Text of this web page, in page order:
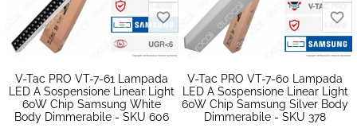
V-Tac PRO VT-7-61 Lampada
LED A Sospensione Linear Light
60W Chip Samsung White
Body Dimmerabile - SKU 606
V-Tac PRO VT-7-60 Lampada
LED A Sospensione Linear Light
60W Chip Samsung Silver Body
Dimmerabile - SKU 378